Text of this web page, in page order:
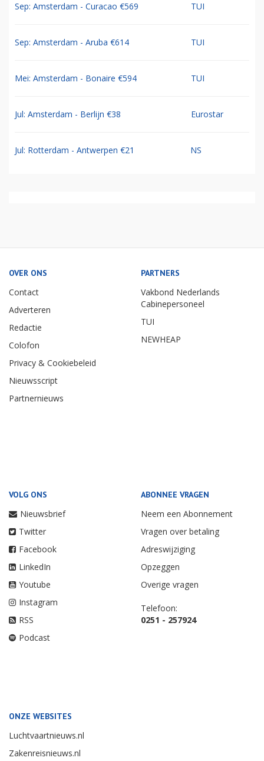
Sep: Amsterdam - Curacao €569 TUI
Sep: Amsterdam - Aruba €614 TUI
Mei: Amsterdam - Bonaire €594 TUI
Jul: Amsterdam - Berlijn €38 Eurostar
Jul: Rotterdam - Antwerpen €21 NS
OVER ONS
Contact
Adverteren
Redactie
Colofon
Privacy & Cookiebeleid
Nieuwsscript
Partnernieuws
PARTNERS
Vakbond Nederlands
Cabinepersoneel
TUI
NEWHEAP
VOLG ONS
Nieuwsbrief
Twitter
Facebook
LinkedIn
Youtube
Instagram
RSS
Podcast
ABONNEE VRAGEN
Neem een Abonnement
Vragen over betaling
Adreswijziging
Opzeggen
Overige vragen
Telefoon:
0251 - 257924
ONZE WEBSITES
Luchtvaartnieuws.nl
Zakenreisnieuws.nl